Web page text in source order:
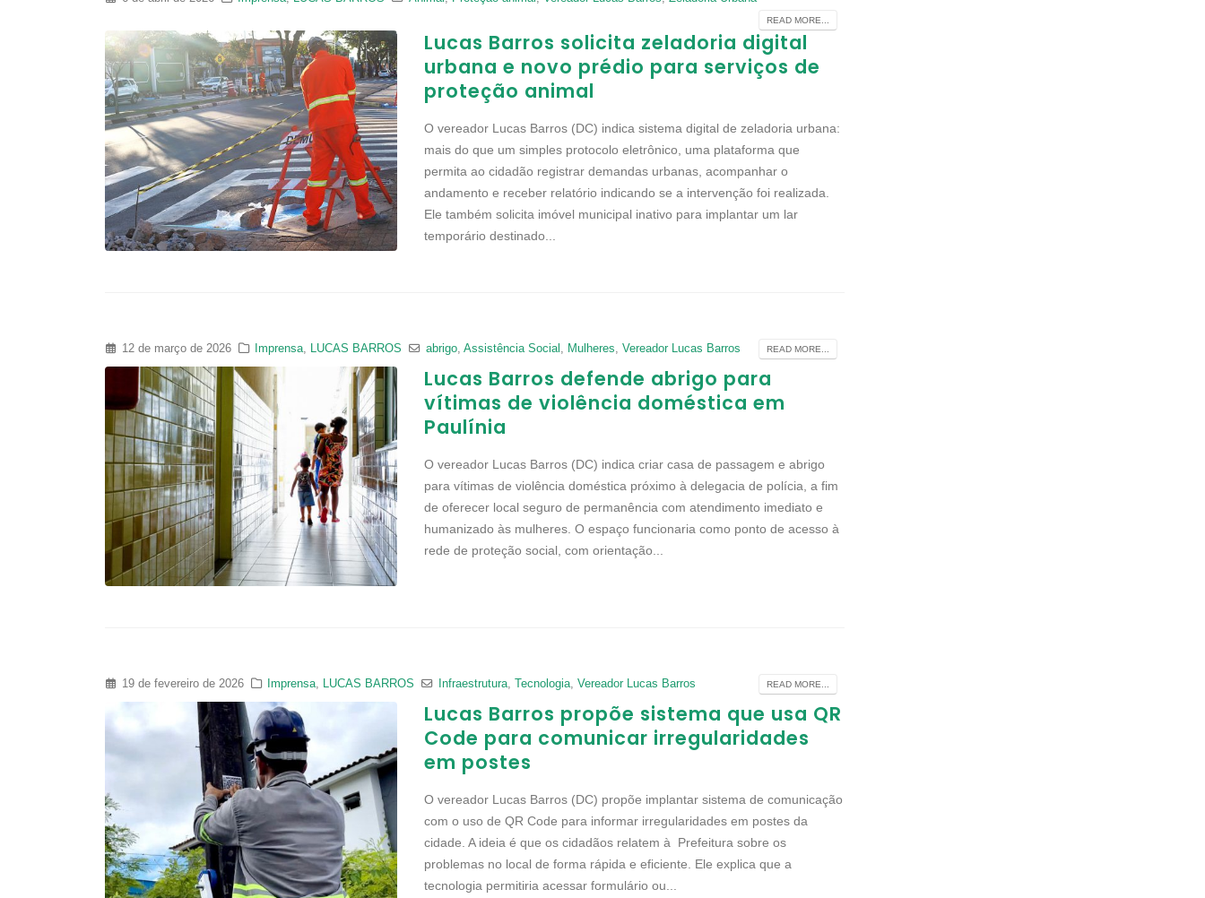
READ MORE...
Lucas Barros solicita zeladoria digital
urbana e novo prédio para serviços de
proteção animal
O vereador Lucas Barros (DC) indica sistema digital de zeladoria urbana:
mais do que um simples protocolo eletrônico, uma plataforma que
permita ao cidadão registrar demandas urbanas, acompanhar o
andamento e receber relatório indicando se a intervenção foi realizada.
Ele também solicita imóvel municipal inativo para implantar um lar
temporário destinado...
12 de março de 2026 Imprensa LUCAS BARROS abrigo, Assistência Social Mulheres Vereador Lucas Barros READ MORE...
Lucas Barros defende abrigo para
vítimas de violência doméstica em
Paulínia
O vereador Lucas Barros (DC) indica criar casa de passagem e abrigo
para vítimas de violência doméstica próximo à delegacia de polícia, a fim
de oferecer local seguro de permanência com atendimento imediato e
humanizado às mulheres. O espaço funcionaria como ponto de acesso à
rede de proteção social, com orientação...
19 de fevereiro de 2026 Imprensa LUCAS BARROS Infraestrutura, Tecnologia, Vereador Lucas Barros READ MORE...
Lucas Barros propõe sistema que usa QR
Code para comunicar irregularidades
em postes
O vereador Lucas Barros (DC) propõe implantar sistema de comunicação
com o uso de QR Code para informar irregularidades em postes da
cidade. A ideia é que os cidadãos relatem à Prefeitura sobre os
problemas no local de forma rápida e eficiente. Ele explica que a
tecnologia permitiria acessar formulário ou...